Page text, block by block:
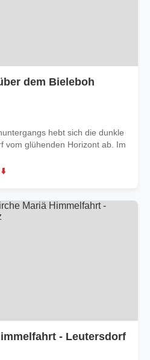
dem Bieleboh
hebt sich die dunkle
vom glühenden Horizont ab. Im
- Leutersdorfin